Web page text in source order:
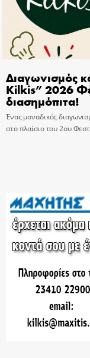
Διαγωνισμός
Kilkis” 2026
διασημόπιτα!
Ένας μοναδικός
στο πλαίσιο του 2ου